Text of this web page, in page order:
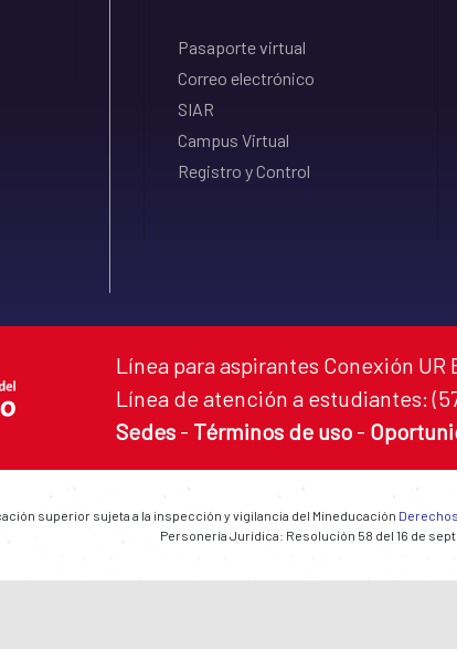
Pasaporte virtual
Correo electrónico
SIAR
Campus Virtual
Registro y Control
Línea para aspirantes Conexión UR
Línea de atención a estudiantes:
Sedes - Términos de uso -
superior sujeta a la inspección y vigilancia del Mineducación
Personería Jurídica: Resolución 58 del 16 de